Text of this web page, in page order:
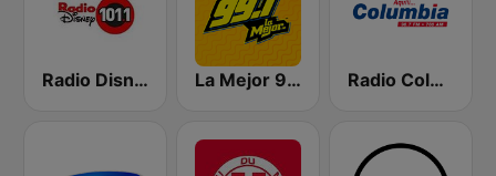
Radio Disney La Mejor 99.1 Radio Columbia